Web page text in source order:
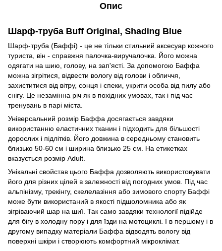
Опис
Шарф-труба Buff Original, Shading Blue
Шарф-труба (Баффі) - це не тільки стильний аксесуар кожного
туриста, він - справжня палочка-виручалочка. Його можна
одягати на шию, голову, на зап'ясті. За допомогою Баффа
можна зігрітися, відвести вологу від голови і обличчя,
захиститися від вітру, сонця і спеки, укрити особа від пилу або
снігу. Це незамінна річ як в похідних умовах, так і під час
тренувань в парі міста.
Універсальний розмір Баффа досягається завдяки
використанню еластичних тканин і підходить для більшості
дорослих і підлітків. Його довжина в середньому становить
близько 50-60 см і ширина близько 25 см. На етикетках
вказується розмір Adult.
Унікальні свойстав цього Баффа дозволяють використовувати
його для різних цілей в залежності від погодних умов. Під час
альпінізму, трекінгу, скелелазіння або зимового спорту Баффі
може бути використаний в якості підшоломника або як
зігріваючий шар на шиї. Так само завдяки технології підійде
для бігу в холодну пору і для їзди на мотоциклі. І в першому і в
другому випадку матеріали Баффа відводять вологу від
поверхні шкіри і створюють комфортний мікроклімат.